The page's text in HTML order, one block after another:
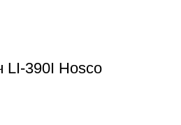
LI-390I Hosco